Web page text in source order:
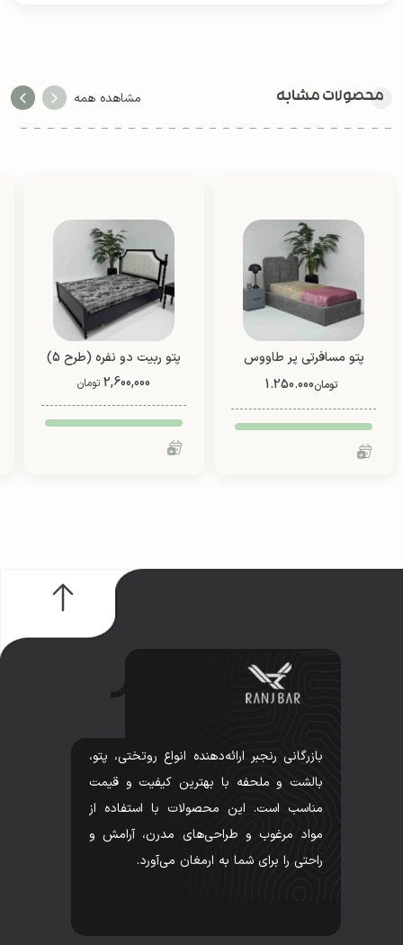
محصولات مشابه مشاهده همه
پتو مسافرتی پر طاووس
تومان1.250.000
پتو ربیت دو نفره (طرح 5)
2,600,000 تومان
بازرگانی رنجبر ارائه‌دهنده انواع روتختی، پتو،
بالشت و ملحفه با بهترین کیفیت و قیمت
مناسب است. این محصولات با استفاده از
مواد مرغوب و طراحی‌های مدرن، آرامش و
راحتی را برای شما به ارمغان می‌آورد.